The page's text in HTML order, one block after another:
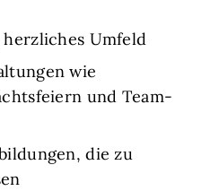
Umfeld
wie
und Team-
die zu